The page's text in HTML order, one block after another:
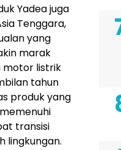
Yadea juga
Tenggara,
yang
marak
motor listrik
tahun
produk yang
transisi
lingkungan.